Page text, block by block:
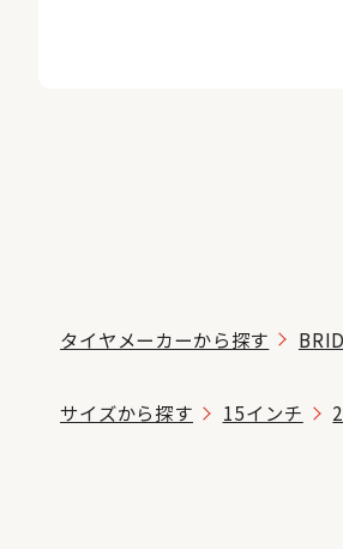
タイヤメーカーから探す
サイズから探す 15インチ